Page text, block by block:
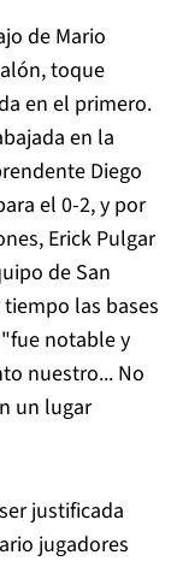
de Mario
toque
en el primero.
en la
Diego
el 0-2, y por
Erick Pulgar
de San
las bases
notable y
nuestro... No
un lugar
justificada
jugadores